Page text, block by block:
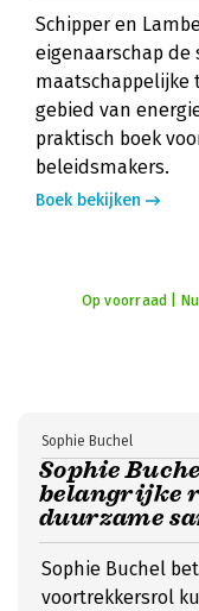
Schipper en
eigenaarschap
maatschappelijke
gebied van
praktisch boek
beleidsmakers.
Boek bekijken
Op voorraad |
Sophie
belangrijke
duurzame
Sophie Buchel
Sophie Buchel
voortrekkersrol